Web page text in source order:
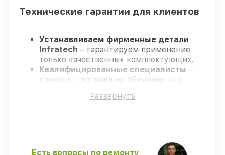
Технические гарантии для клиентов
Устанавливаем фирменные детали
Infratech – гарантируем применение
только качественных комплектующих.
Квалифицированные специалисты –
проходят постоянное обучение, что
Официальная гарантия
– все работы и
Развернуть
Есть вопросы по ремонту